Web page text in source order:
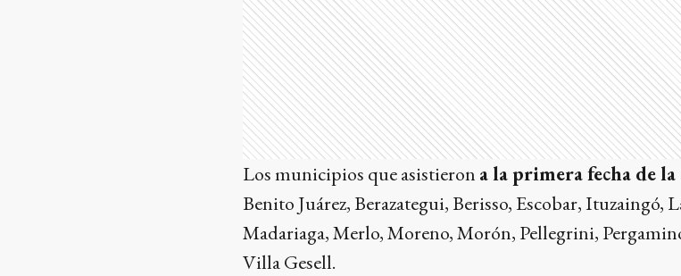
Los municipios que asistieron a la primera fecha de
Benito Juárez, Berazategui, Berisso, Escobar, Ituzaingó,
Madariaga, Merlo, Moreno, Morón, Pellegrini,
Villa Gesell.